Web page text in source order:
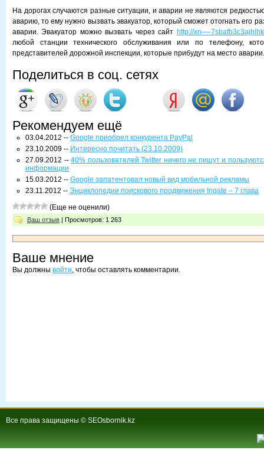
На дорогах случаются разные ситуации, и аварии не являются
аварию, то ему нужно вызвать эвакуатор, который сможет отогнать его
аварии. Эвакуатор можно вызвать через сайт http://xn—-
любой станции технического обслуживания или по телефону,
представителей дорожной инспекции, которые прибудут на место аварии.
Поделиться в соц. сетях
Рекомендуем ещё
03.04.2012 -- Google приобрел конкурента PayPal
23.10.2009 -- Интересно почитать (23.10.2009)
27.09.2012 -- 40% пользователей Twitter ничего не пишут и
информации
15.03.2012 -- Google запатентовал новый вид мобильной рекламы
23.11.2012 -- Энциклопедии поискового продвижения Ingate – 7 глава
(Еще не оценили)
Ваш отзыв | Просмотров: 1 263
Ваше мнение
Вы должны войти, чтобы оставлять комментарии.
Все права защищены © SEOsbornik.kz